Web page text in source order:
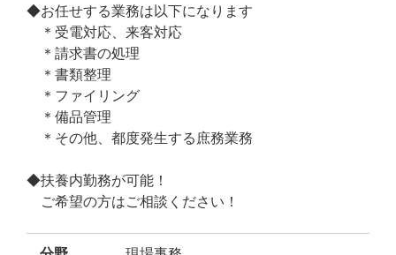
◆お任せする業務は以下になります
＊受電対応、来客対応
＊請求書の処理
＊書類整理
＊ファイリング
＊備品管理
＊その他、都度発生する庶務業務
◆扶養内勤務が可能！
ご希望の方はご相談ください！